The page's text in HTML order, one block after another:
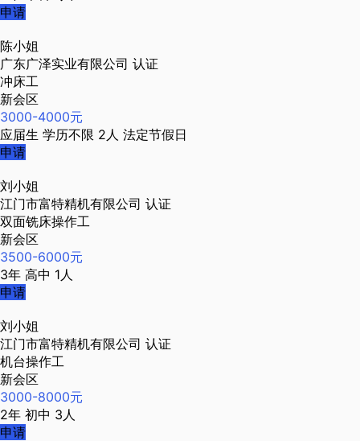
申请
陈小姐
广东广泽实业有限公司 认证
冲床工
新会区
3000-4000元
应届生 学历不限 2人 法定节假日
申请
刘小姐
江门市富特精机有限公司 认证
双面铣床操作工
新会区
3500-6000元
3年 高中 1人
申请
刘小姐
江门市富特精机有限公司 认证
机台操作工
新会区
3000-8000元
2年 初中 3人
申请